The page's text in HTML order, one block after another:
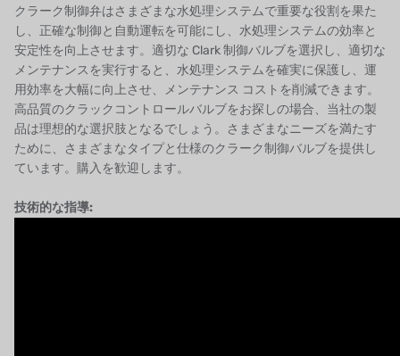
クラーク制御弁はさまざまな水処理システムで重要な役割を果た
し、正確な制御と自動運転を可能にし、水処理システムの効率と
安定性を向上させます。適切な Clark 制御バルブを選択し、適切な
メンテナンスを実行すると、水処理システムを確実に保護し、運
用効率を大幅に向上させ、メンテナンス コストを削減できます。
高品質のクラックコントロールバルブをお探しの場合、当社の製
品は理想的な選択肢となるでしょう。さまざまなニーズを満たす
ために、さまざまなタイプと仕様のクラーク制御バルブを提供し
ています。購入を歓迎します。
技術的な指導: